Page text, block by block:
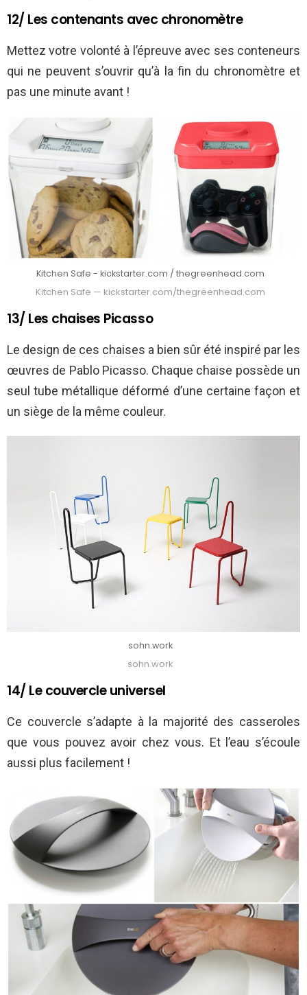
12/ Les contenants avec chronomètre
Mettez votre volonté à l’épreuve avec ses conteneurs
qui ne peuvent s’ouvrir qu’à la fin du chronomètre et
pas une minute avant !
Kitchen Safe - kickstarter.com / thegreenhead.com
Kitchen Safe — kickstarter.com/thegreenhead.com
13/ Les chaises Picasso
Le design de ces chaises a bien sûr été inspiré par les
œuvres de Pablo Picasso. Chaque chaise possède un
seul tube métallique déformé d’une certaine façon et
un siège de la même couleur.
sohn.work
sohn.work
14/ Le couvercle universel
Ce couvercle s’adapte à la majorité des casseroles
que vous pouvez avoir chez vous. Et l’eau s’écoule
aussi plus facilement !